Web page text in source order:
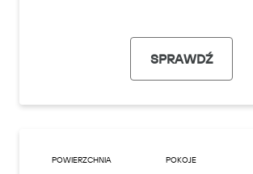
SPRAWDŹ
POWIERZCHNIA POKOJE